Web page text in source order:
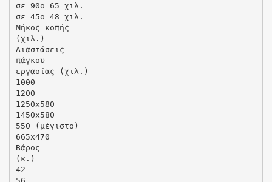
σε 90ο 65 χιλ.
σε 45ο 48 χιλ.
Μήκος κοπής
(χιλ.)
Διαστάσεις
πάγκου
εργασίας (χιλ.)
1000
1200
1250x580
1450x580
550 (μέγιστο)
665x470
Βάρος
(κ.)
42
56